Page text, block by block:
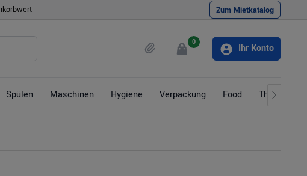
Zum Mietkatalog
0
Ihr Konto
Spülen Maschinen Hygiene Verpackung Food Themen